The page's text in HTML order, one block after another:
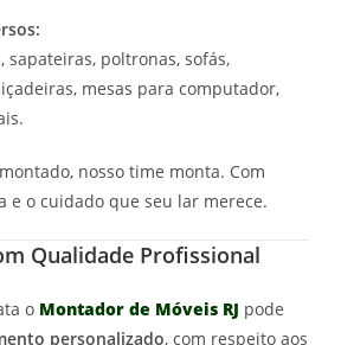
sapateiras, poltronas, sofás,
mesas para computador,
nosso time monta. Com
e o cuidado que seu lar merece.
Qualidade Profissional
o Montador de Móveis RJ pode
personalizado, com respeito aos